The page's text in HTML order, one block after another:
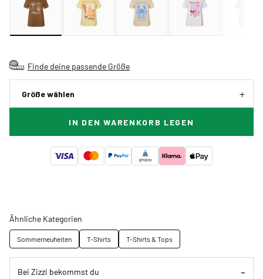
Finde deine passende Größe
Größe wählen
IN DEN WARENKORB LEGEN
Ähnliche Kategorien
Sommerneuheiten T-Shirts T-Shirts & Tops
Bei Zizzi bekommst du